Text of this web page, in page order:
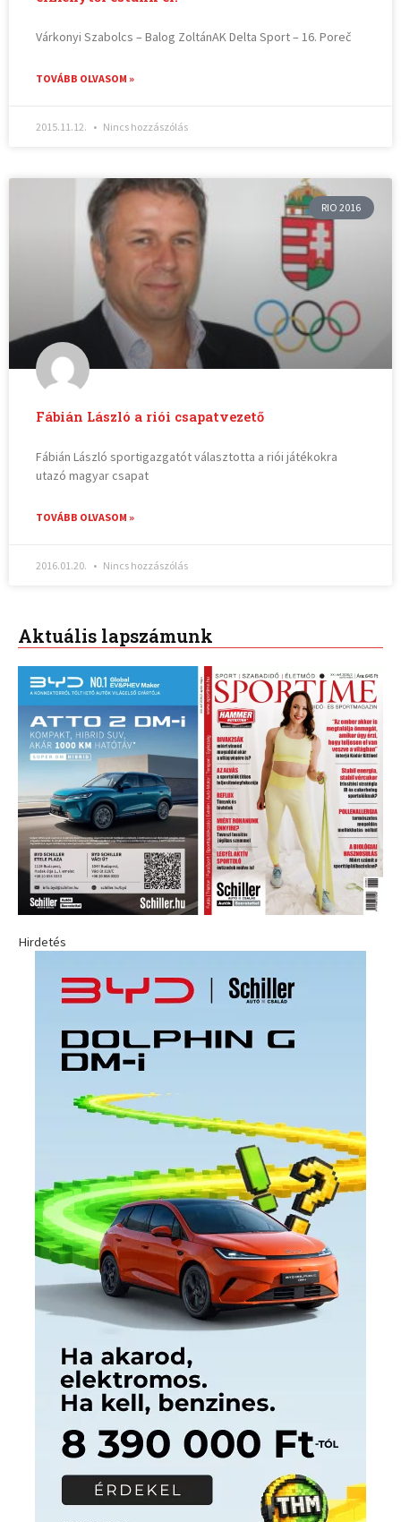
Várkonyi Szabolcs – Balog ZoltánAK Delta Sport – 16. Poreč
TOVÁBB OLVASOM »
2015.11.12. Nincs hozzászólás
RIO 2016
Fábián László a riói csapatvezető
Fábián László sportigazgatót választotta a riói játékokra
utazó magyar csapat
TOVÁBB OLVASOM »
2016.01.20. Nincs hozzászólás
Aktuális lapszámunk
Hirdetés